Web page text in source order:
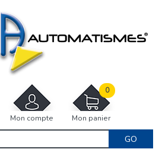
Mon compte Mon panier
0
GO